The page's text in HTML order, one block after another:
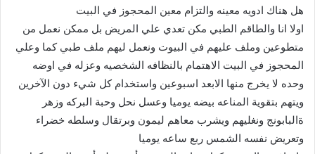
هل هناك ادويه معينه والتزام معين المحجوز في البيت
اولا انا والطاقم الطبي مكن تعدي علي المريض بل ممكن نعمل من
متطوعين وملف عليهم في البيوت ونعمل ليهم ملف طبي كما وعلي
المحجوز في البيت الاهتمام بالنظافه الشخصيه وعزله في اوضه
وحده لا يخرج منها الابعد اسبوعين واستخدام كل شيء دون الآخرين
ويتهم بتقوية المناعه بيضه يوميا وعسل نحل وحبة البركه وزهر
ةالبابونج ونغليهم ويشرب معاهم ليمون وبرتقال وسلطه خضراء
وتعريض نفسه الشمس ربع ساعه يوميا